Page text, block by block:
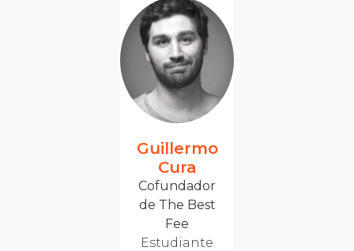
Cofundador
de The Best
Fee
Guillermo
Cura
Estudiante